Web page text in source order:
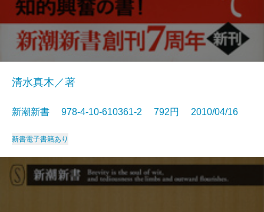
清水真木／著
新潮新書 978-4-10-610361-2 792円 2010/04/16
新書電子書籍あり